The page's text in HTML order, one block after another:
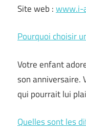
Site web :www.i-
Pourquoi choisir
Votre enfant
son anniversaire.
qui pourrait lui
Quelles sont les